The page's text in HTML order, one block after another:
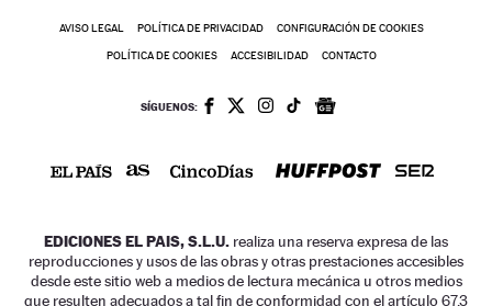
AVISO LEGAL POLÍTICA DE PRIVACIDAD CONFIGURACIÓN DE COOKIES
POLÍTICA DE COOKIES ACCESIBILIDAD CONTACTO
SÍGUENOS:
EDICIONES EL PAIS, S.L.U. realiza una reserva expresa de las
reproducciones y usos de las obras y otras prestaciones accesibles
desde este sitio web a medios de lectura mecánica u otros medios
que resulten adecuados a tal fin de conformidad con el artículo 67.3